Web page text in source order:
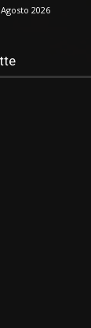
2026